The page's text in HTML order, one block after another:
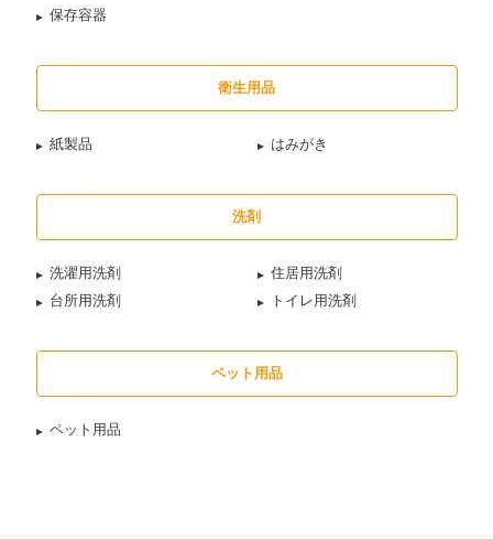
保存容器
衛生用品
紙製品 はみがき
洗剤
洗濯用洗剤
住居用洗剤
台所用洗剤
トイレ用洗剤
ペット用品
ペット用品